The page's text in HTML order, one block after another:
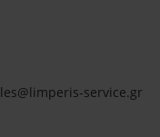
service.gr